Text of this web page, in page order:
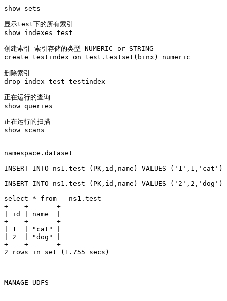
show sets
显示test下的所有索引
show indexes test
创建索引 索引存储的类型 NUMERIC or STRING
create testindex on test.testset(binx) numeric
删除索引
drop index test testindex
正在运行的查询
show queries
正在运行的扫描
show scans
namespace.dataset
INSERT INTO ns1.test (PK,id,name) VALUES ('1',1,'cat')
INSERT INTO ns1.test (PK,id,name) VALUES ('2',2,'dog')
select * from   ns1.test
+----+-------+
| id | name  |
+----+-------+
| 1  | "cat" |
| 2  | "dog" |
+----+-------+
2 rows in set (1.755 secs)
MANAGE UDFS